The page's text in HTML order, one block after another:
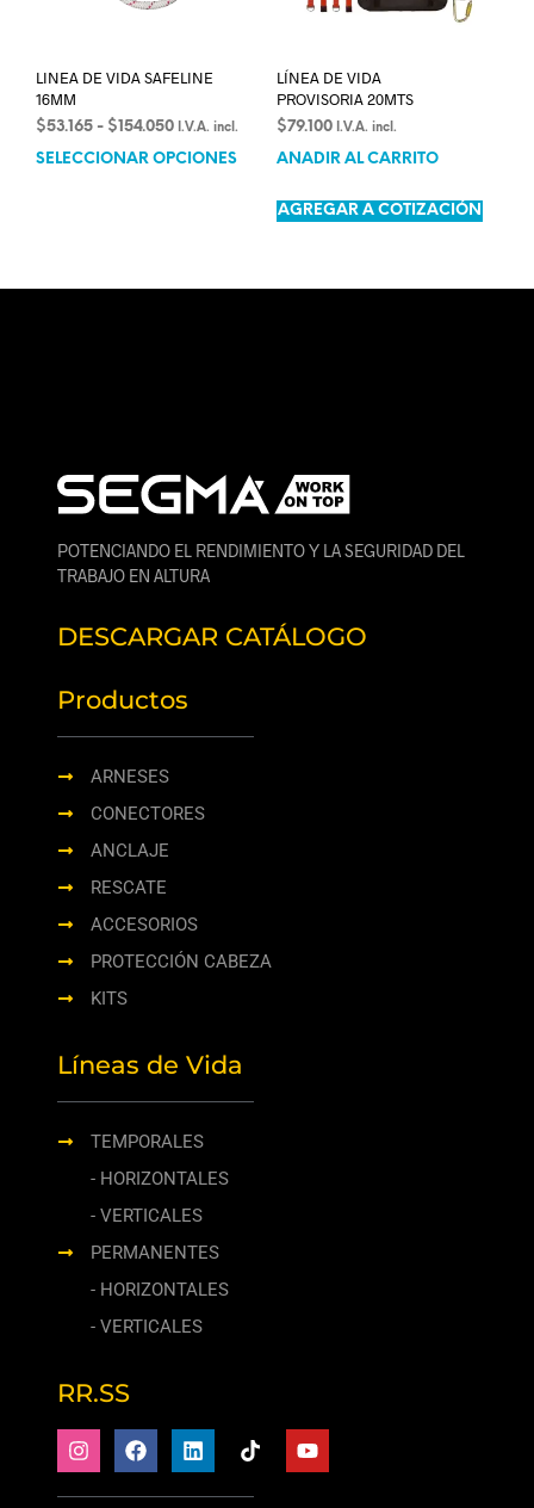
LINEA DE VIDA SAFELINE
16MM
$53.165 - $ 154.050 I.V.A. incl.
SELECCIONAR OPCIONES
LÍNEA DE VIDA
PROVISORIA 20MTS
$79.100 I.V.A. incl.
AÑADIR AL CARRITO
AGREGAR A COTIZACIÓN
POTENCIANDO EL RENDIMIENTO Y LA SEGURIDAD DEL
TRABAJO EN ALTURA
DESCARGAR CATÁLOGO
Productos
ARNESES
CONECTORES
ANCLAJE
RESCATE
ACCESORIOS
PROTECCIÓN CABEZA
KITS
Líneas de Vida
TEMPORALES
- HORIZONTALES
- VERTICALES
PERMANENTES
- HORIZONTALES
- VERTICALES
RR.SS